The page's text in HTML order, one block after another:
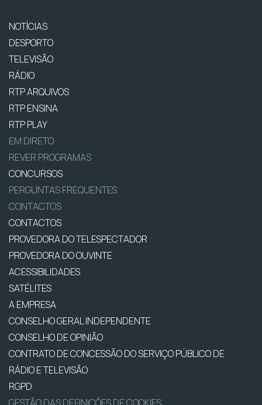
NOTÍCIAS
DESPORTO
TELEVISÃO
RÁDIO
RTP ARQUIVOS
RTP ENSINA
RTP PLAY
EM DIRETO
REVER PROGRAMAS
CONCURSOS
PERGUNTAS FREQUENTES
CONTACTOS
CONTACTOS
PROVEDORA DO TELESPECTADOR
PROVEDORA DO OUVINTE
ACESSIBILIDADES
SATÉLITES
A EMPRESA
CONSELHO GERAL INDEPENDENTE
CONSELHO DE OPINIÃO
CONTRATO DE CONCESSÃO DO SERVIÇO PÚBLICO DE
RÁDIO E TELEVISÃO
RGPD